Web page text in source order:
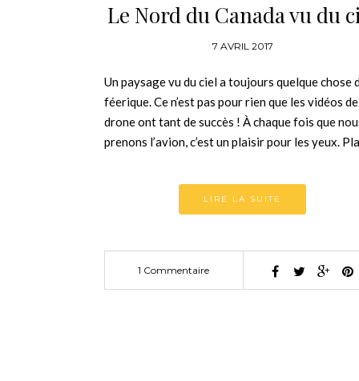
Le Nord du Canada vu du
7 AVRIL 2017
Un paysage vu du ciel a toujours quelque chose
féerique. Ce n’est pas pour rien que les vidéos de
drone ont tant de succès ! À chaque fois que
prenons l’avion, c’est un plaisir pour les yeux.
LIRE LA SUITE
1 Commentaire